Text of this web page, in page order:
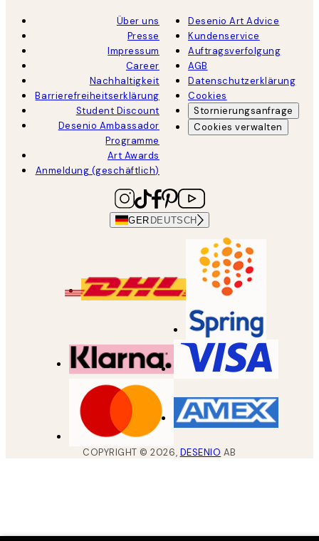
Über uns
Presse
Impressum
Career
Nachhaltigkeit
Barrierefreiheitserklärung
Student Discount
Desenio Ambassador
Programme
Art Awards
Anmeldung (geschäftlich)
Desenio Art Advice
Kundenservice
Auftragsverfolgung
AGB
Datenschutzerklärung
Cookies
Stornierungsanfrage
Cookies verwalten
GER DEUTSCH
COPYRIGHT ©2026, DESENIO AB